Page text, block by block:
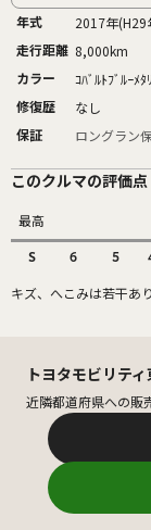
年式 2017年(H29
走行距離 8,000km
カラー
ｺﾊﾞﾙﾄﾌﾞﾙｰﾒﾀ
修復歴
なし
保証
ロングラン
このクルマの評価点
最高
S 6 5
キズ、へこみは若干あ
トヨタモビリテ
近隣都道府県への販